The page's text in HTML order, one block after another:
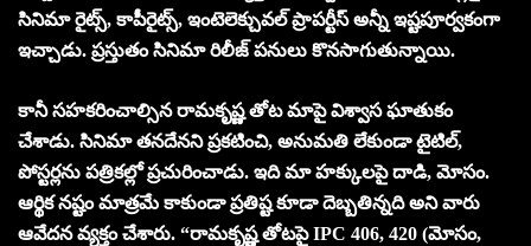
సినిమా రైట్స్, కాపీరైట్స్, ఇంటెలెక్చువల్ ప్రాపర్టీస్ అన్నీ ఇష్ట‌పూర్వ‌కంగా
ఇచ్చాడు. ప్రస్తుతం సినిమా రిలీజ్ పనులు కొనసాగుతున్నాయి.
కానీ సహకరించాల్సిన రామకృష్ణ తోట మాపై విశ్వాస ఘాతుకం
చేశాడు. సినిమా తనదేనని ప్రకటించి, అనుమతి లేకుండా టైటిల్,
పోస్టర్లను పత్రికల్లో ప్రచురించాడు. ఇది మా హక్కులపై దాడి, మోసం.
ఆర్థిక నష్టం మాత్రమే కాకుండా ప్రతిష్ట కూడా దెబ్బతిన్నది అని వారు
ఆవేదన వ్యక్తం చేశారు. “రామకృష్ణ తోటపై IPC 406, 420 (మోసం,